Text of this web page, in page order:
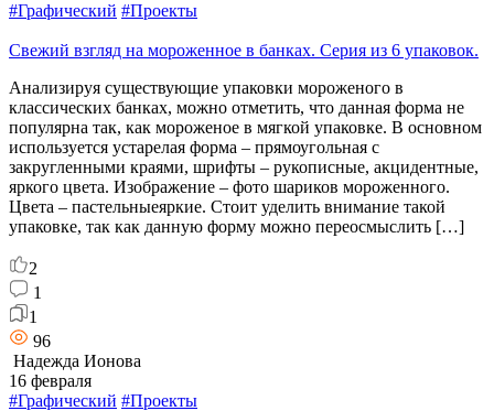
#Графический #Проекты
Свежий взгляд на мороженное в банках. Серия из 6 упаковок.
Анализируя существующие упаковки мороженого в
классических банках, можно отметить, что данная форма не
популярна так, как мороженое в мягкой упаковке. В основном
используется устарелая форма – прямоугольная с
закругленными краями, шрифты – рукописные, акцидентные,
яркого цвета. Изображение – фото шариков мороженного.
Цвета – пастельныеяркие. Стоит уделить внимание такой
упаковке, так как данную форму можно переосмыслить […]
2
1
1
96
Надежда Ионова
16 февраля
#Графический #Проекты